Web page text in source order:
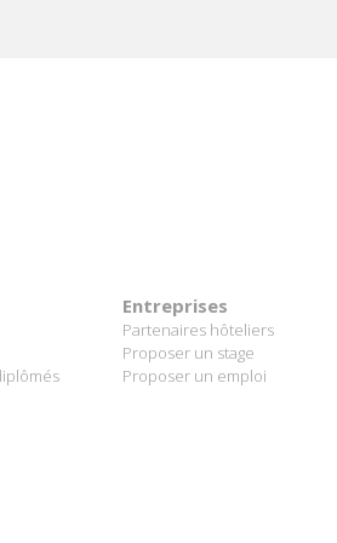
Entreprises
Partenaires hôteliers
Proposer un stage
Proposer un emploi